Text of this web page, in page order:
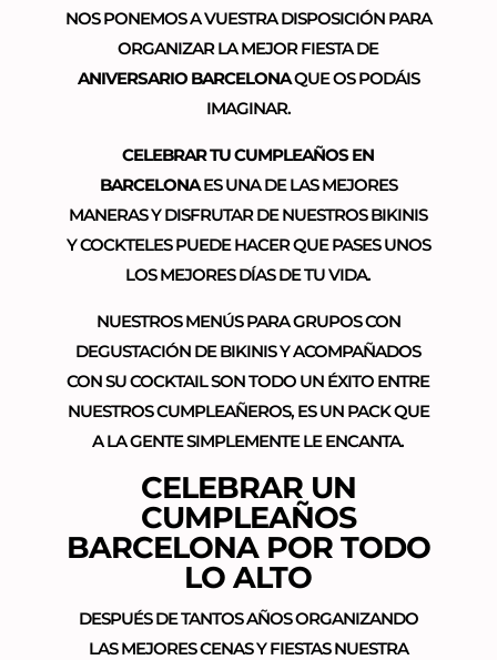
NOS PONEMOS A VUESTRA DISPOSICIÓN PARA
ORGANIZAR LA MEJOR FIESTA DE
ANIVERSARIO BARCELONAQUE OS PODÁIS
IMAGINAR.
CELEBRAR TU CUMPLEAÑOS EN
BARCELONAES UNA DE LAS MEJORES
MANERAS Y DISFRUTAR DE NUESTROS BIKINIS
Y COCKTELES PUEDE HACER QUE PASES UNOS
LOS MEJORES DÍAS DE TU VIDA.
NUESTROS MENÚS PARA GRUPOS CON
DEGUSTACIÓN DE BIKINIS Y ACOMPAÑADOS
CON SU COCKTAIL SON TODO UN ÉXITO ENTRE
NUESTROS CUMPLEAÑEROS, ES UN PACK QUE
A LA GENTE SIMPLEMENTE LE ENCANTA.
CELEBRAR UN
CUMPLEAÑOS
BARCELONA POR TODO
LO ALTO
DESPUÉS DE TANTOS AÑOS ORGANIZANDO
LAS MEJORES CENAS Y FIESTAS NUESTRA